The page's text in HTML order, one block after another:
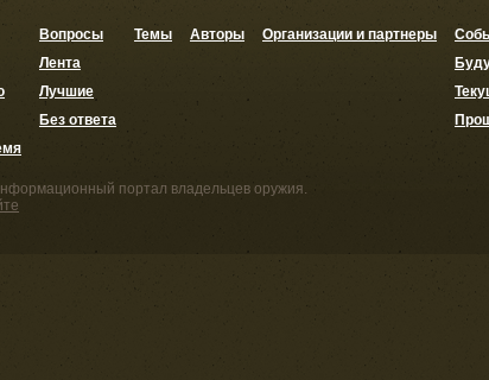
Вопросы
Лента
Лучшие
Без ответа
Темы Авторы Организации и партнеры
портал владельцев оружия.